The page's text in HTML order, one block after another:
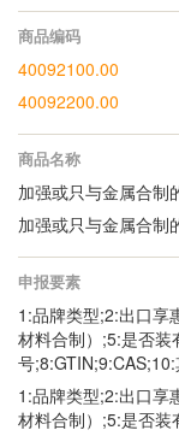
商品编码
40092100.00
40092200.00
商品名称
加强或只与金属合制
加强或只与金属合制
申报要素
1:品牌类型;2:出口享
材料合制）;5:是否装
号
1:品牌类型;2:出口享
材料合制）;5:是否装